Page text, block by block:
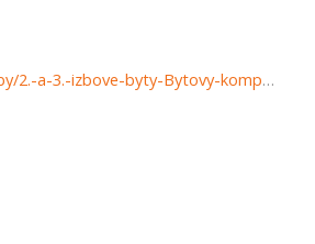
https://www.reality-prievidza.sk/predaj-bytov-byty-novostavby/2.-a-3.-izbove-byty-Bytovy-komplex-Kanianka---PANSKY-HAJ-II.-29630/?utm_source=areality&utm_medium=xml&utm_term=29630&utm_content=byt&utm_campaign=portaly